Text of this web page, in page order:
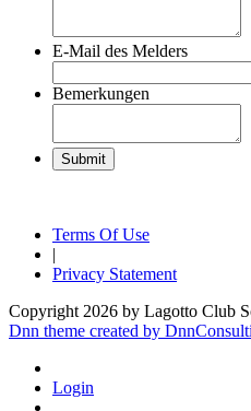
E-Mail des Melders
Bemerkungen
Terms Of Use
|
Privacy Statement
Copyright 2026 by Lagotto Club
Dnn theme created by
Login